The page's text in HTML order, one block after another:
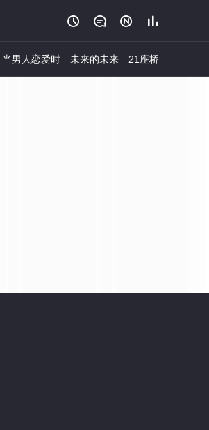
   
当男人恋爱时 未来的未来 21座桥